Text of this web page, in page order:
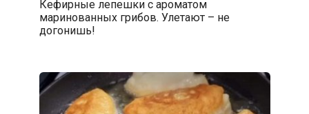
Кефирные лепешки с ароматом
маринованных грибов. Улетают – не
догонишь!